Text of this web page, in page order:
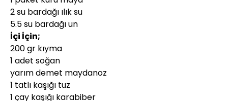
2 su bardağı ılık su
5.5 su bardağı un
İçi İçin;
200 gr kıyma
1 adet soğan
yarım demet maydanoz
1 tatlı kaşığı tuz
1 çay kaşığı karabiber